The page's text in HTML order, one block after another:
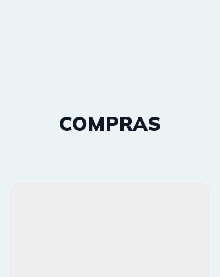
COMPRAS